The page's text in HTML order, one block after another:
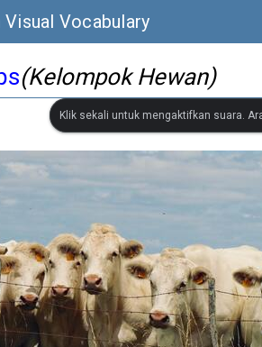
Visual Vocabulary
(Kelompok Hewan)
Klik sekali untuk mengaktifkan suara.